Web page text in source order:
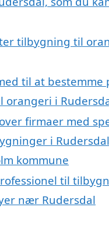
tilbygning til
til at bestemme
i
firmaer med
i
kommune
til
nær Rudersdal